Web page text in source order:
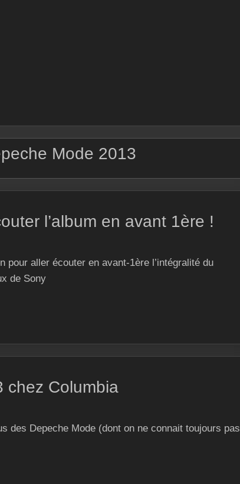
Mode 2013
l’album en avant 1ère !
aller écouter en avant-1ère l’intégralité du
de Sony
chez Columbia
des Depeche Mode (dont on ne connait toujours pas